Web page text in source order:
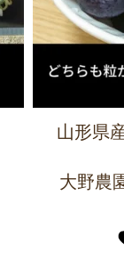
山形県
大野農